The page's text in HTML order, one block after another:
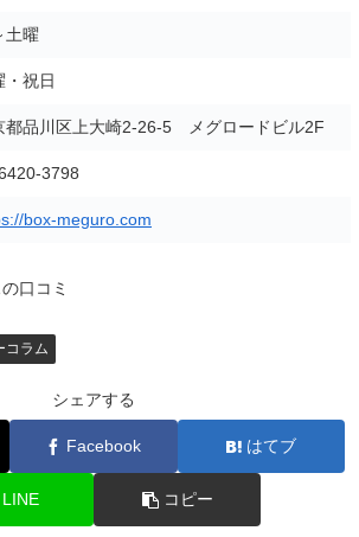
土曜
・祝日
都品川区上大崎2-26-5 メグロードビル2F
3798
box-meguro.com
口コミ
コラム
シェアする
Facebook はてブ
LINE コピー